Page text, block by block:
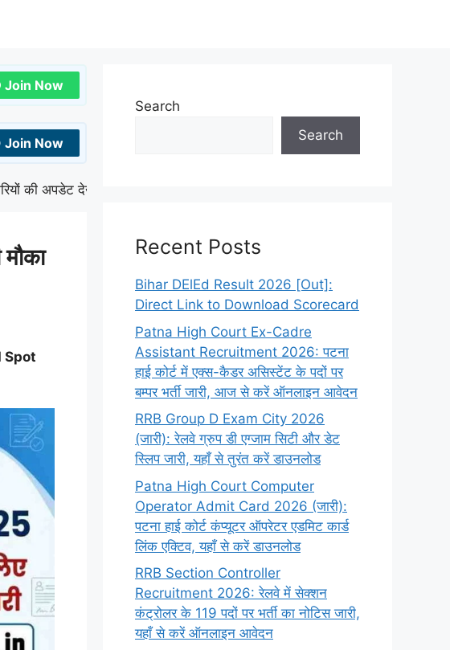
Join Now
Join Now
अपडेट देखने के लिए गूगल में Ek Job. In सर्च करें। 🎯
Spot
Search
Search
Recent Posts
Bihar DElEd Result 2026 [Out]:
Direct Link to Download Scorecard
Patna High Court Ex-Cadre
Assistant Recruitment 2026: पटना
हाई कोर्ट में एक्स-कैडर असिस्टेंट के पदों पर
बम्पर भर्ती जारी, आज से करें ऑनलाइन आवेदन
RRB Group D Exam City 2026
(जारी): रेलवे ग्रुप डी एग्जाम सिटी और डेट
स्लिप जारी, यहाँ से तुरंत करें डाउनलोड
Patna High Court Computer
Operator Admit Card 2026 (जारी):
पटना हाई कोर्ट कंप्यूटर ऑपरेटर एडमिट कार्ड
लिंक एक्टिव, यहाँ से करें डाउनलोड
RRB Section Controller
Recruitment 2026: रेलवे में सेक्शन
कंट्रोलर के 119 पदों पर भर्ती का नोटिस जारी,
यहाँ से करें ऑनलाइन आवेदन